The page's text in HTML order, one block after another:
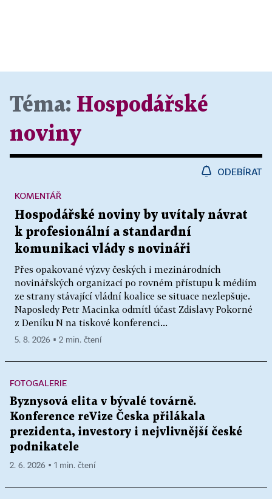
Téma: Hospodářské
noviny
ODEBÍRAT
Hospodářské noviny by uvítaly návrat
k profesionální a standardní
komunikaci vlády s novináři
Přes opakované výzvy českých i mezinárodních
novinářských organizací po rovném přístupu k médiím
ze strany stávající vládní koalice se situace nezlepšuje.
Naposledy Petr Macinka odmítl účast Zdislavy Pokorné
z Deníku N na tiskové konferenci...
KOMENTÁŘ
5. 8. 2026 ▪ 2 min. čtení
FOTOGALERIE
Byznysová elita v bývalé továrně.
Konference reVize Česka přilákala
prezidenta, investory i nejvlivnější české
podnikatele
2. 6. 2026 ▪ 1 min. čtení